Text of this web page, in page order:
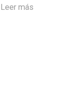
Leer más